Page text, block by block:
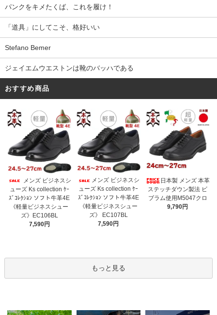
パンクをキメたくば、これを履け！
「道具」にしてこそ、格好いい
Stefano Bemer
ジェイエムウエストンは靴のバッハである
おすすめ商品
メンズ ビジネスシ
ューズ Ks collection ｹｰ
ｽﾞｺﾚｸｼｮﾝ ソフト牛革4E
《軽量ビジネスシュー
ズ》EC106BL
7,590円
メンズ ビジネスシ
ューズ Ks collection ｹｰ
ｽﾞｺﾚｸｼｮﾝ ソフト牛革4E
《軽量ビジネスシュー
ズ》 EC107BL
7,590円
日本製 メンズ 本革
ステッチダウン製法 ビ
ブラム使用M5047クロ
9,790円
もっと見る